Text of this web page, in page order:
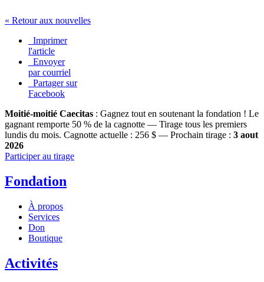
« Retour aux nouvelles
Imprimer
l'article
Envoyer
par courriel
Partager sur
Facebook
Moitié-moitié Caecitas : Gagnez tout en soutenant la fondation ! Le
gagnant remporte 50 % de la cagnotte — Tirage tous les premiers
lundis du mois. Cagnotte actuelle : 256 $ — Prochain tirage : 3 aout
2026
Participer au tirage
Fondation
À propos
Services
Don
Boutique
Activités